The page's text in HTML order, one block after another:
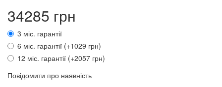
34285 грн
3 міс. гарантії
6 міс. гарантії (+1029 грн)
12 міс. гарантії (+2057 грн)
Повідомити про наявність